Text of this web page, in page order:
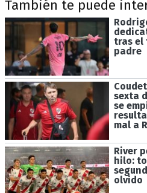
También te puede
tras el
padre
sexta
se
mal a
River
hilo:
olvido